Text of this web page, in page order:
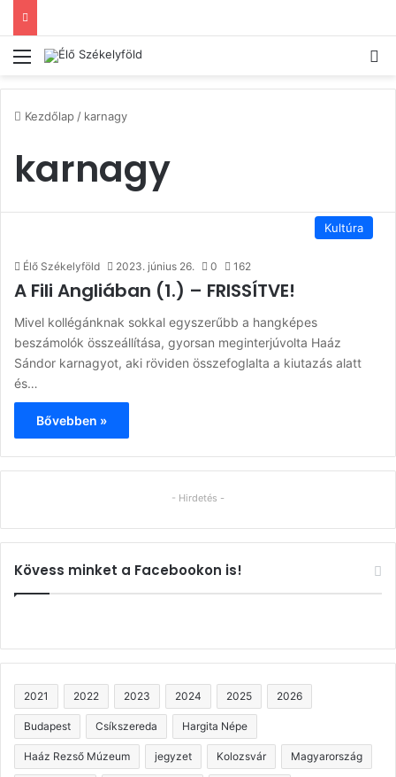
Menü
Kezdőlap / karnagy
karnagy
Kultúra
Élő Székelyföld 2023. június 26. 0 162
A Fili Angliában (1.) – FRISSÍTVE!
Mivel kollégánknak sokkal egyszerűbb a hangképes
beszámolók összeállítása, gyorsan meginterjúvolta Haáz
Sándor karnagyot, aki röviden összefoglalta a kiutazás alatt
és…
Bővebben »
- Hirdetés -
Kövess minket a Facebookon is!
2021 2022 2023 2024 2025 2026
Budapest Csíkszereda Hargita Népe
Haáz Rezső Múzeum jegyzet Kolozsvár Magyarország